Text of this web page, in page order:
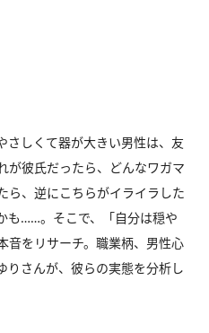
さしくて器が大きい男性は、友
が彼氏だったら、どんなワガマ
ら、逆にこちらがイライラした
も……。そこで、「自分は穏や
音をリサーチ。職業柄、男性心
りさんが、彼らの実態を分析し